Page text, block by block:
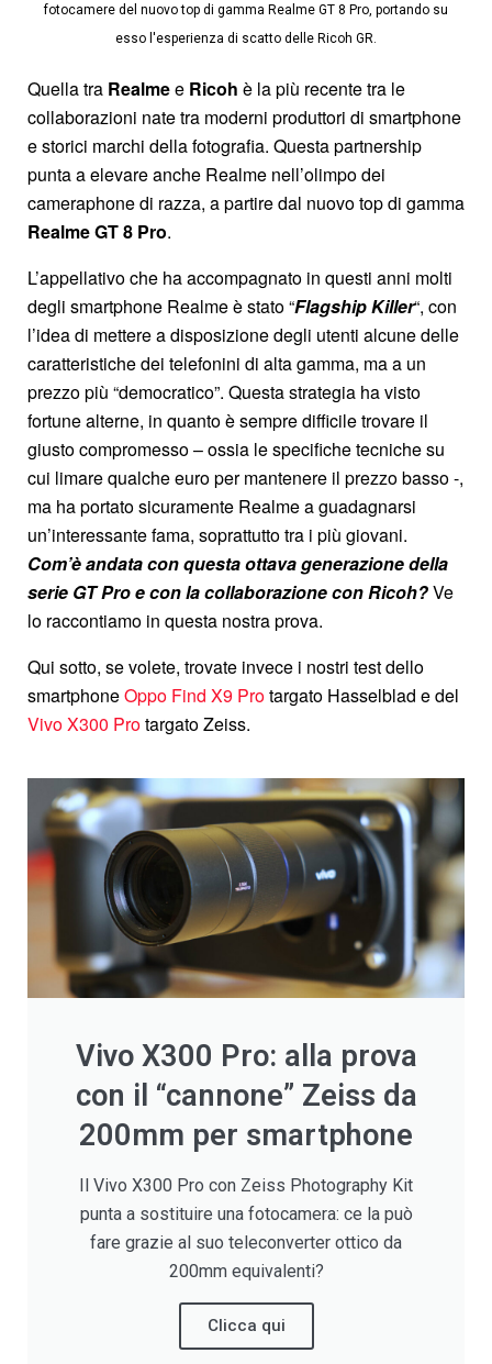
fotocamere del nuovo top di gamma Realme GT 8 Pro, portando su
esso l'esperienza di scatto delle Ricoh GR.
Quella tra Realmee Ricoh è la più recente tra le
collaborazioni nate tra moderni produttori di smartphone
e storici marchi della fotografia. Questa partnership
punta a elevare anche Realme nell’olimpo dei
cameraphone di razza, a partire dal nuovo top di gamma
Realme GT 8 Pro.
L’appellativo che ha accompagnato in questi anni molti
degli smartphone Realme è stato “Flagship Killer“, con
l’idea di mettere a disposizione degli utenti alcune delle
caratteristiche dei telefonini di alta gamma, ma a un
prezzo più “democratico”. Questa strategia ha visto
fortune alterne, in quanto è sempre difficile trovare il
giusto compromesso – ossia le specifiche tecniche su
cui limare qualche euro per mantenere il prezzo basso -,
ma ha portato sicuramente Realme a guadagnarsi
un’interessante fama, soprattutto tra i più giovani.
Com’è andata con questa ottava generazione della
serie GT Pro e con la collaborazione con Ricoh?Ve
lo raccontiamo in questa nostra prova.
Qui sotto, se volete, trovate invece i nostri test dello
smartphoneOppo Find X9 Protargato Hasselblad e del
Vivo X300 Protargato Zeiss.
Vivo X300 Pro: alla prova
con il “cannone” Zeiss da
200mm per smartphone
Il Vivo X300 Pro con Zeiss Photography Kit
punta a sostituire una fotocamera: ce la può
fare grazie al suo teleconverter ottico da
200mm equivalenti?
Clicca qui